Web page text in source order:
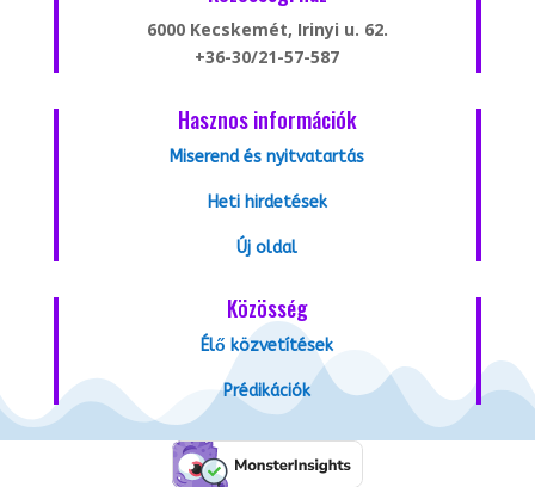
6000 Kecskemét, Irinyi u. 62.
+36-30/21-57-587
Hasznos információk
Miserend és nyitvatartás
Heti hirdetések
Új oldal
Közösség
Élő közvetítések
Prédikációk